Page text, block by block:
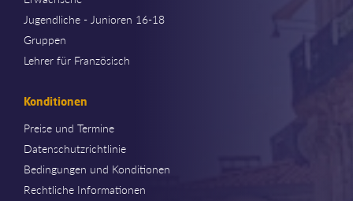
Jugendliche - Junioren 16-18
Gruppen
Lehrer für Französisch
Konditionen
Preise und Termine
Datenschutzrichtlinie
Bedingungen und Konditionen
Rechtliche Informationen